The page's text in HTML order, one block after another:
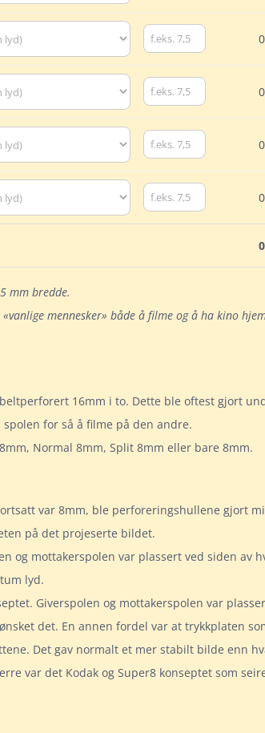
mm bredde.
mennesker» både å filme og å ha kino
16mm i to. Dette ble oftest gjort
for så å filme på den andre.
Normal 8mm, Split 8mm eller bare 8mm.
var 8mm, ble perforeringshullene gjort
på det projeserte bildet.
og mottakerspolen var plassert ved siden av
lyd.
Giverspolen og mottakerspolen var
det. En annen fordel var at trykkplaten
Det gav normalt et mer stabilt bilde enn
var det Kodak og Super8 konseptet som